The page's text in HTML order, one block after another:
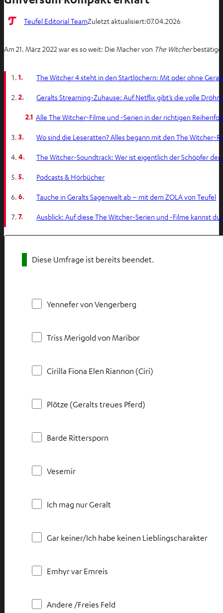
Teufel Editorial TeamZuletzt aktualisiert:07.04.2026
Am 21. März 2022 war es so weit: Die Macher von The Witcher
1. The Witcher 4 steht in den Startlöchern: Mit oder ohne
2. Geralts Streaming-Zuhause: Auf Netflix gibt’s die volle
2.1 Alle The Witcher-Filme und -Serien in der richtigen
3. Wo sind die Leseratten? Alles begann mit den The Witcher-
4. The Witcher-Soundtrack: Wer ist eigentlich der Schöpfer der
5. Podcasts & Hörbücher
6. Tauche in Geralts Sagenwelt ab – mit dem ZOLA von Teufel
7. Ausblick: Auf diese The Witcher-Serien und -Filme kannst
Diese Umfrage ist bereits beendet.
Yennefer von Vengerberg
Triss Merigold von Maribor
Cirilla Fiona Elen Riannon (Ciri)
Plötze (Geralts treues Pferd)
Barde Rittersporn
Vesemir
Ich mag nur Geralt
Gar keiner/Ich habe keinen Lieblingscharakter
Emhyr var Emreis
Andere /Freies Feld